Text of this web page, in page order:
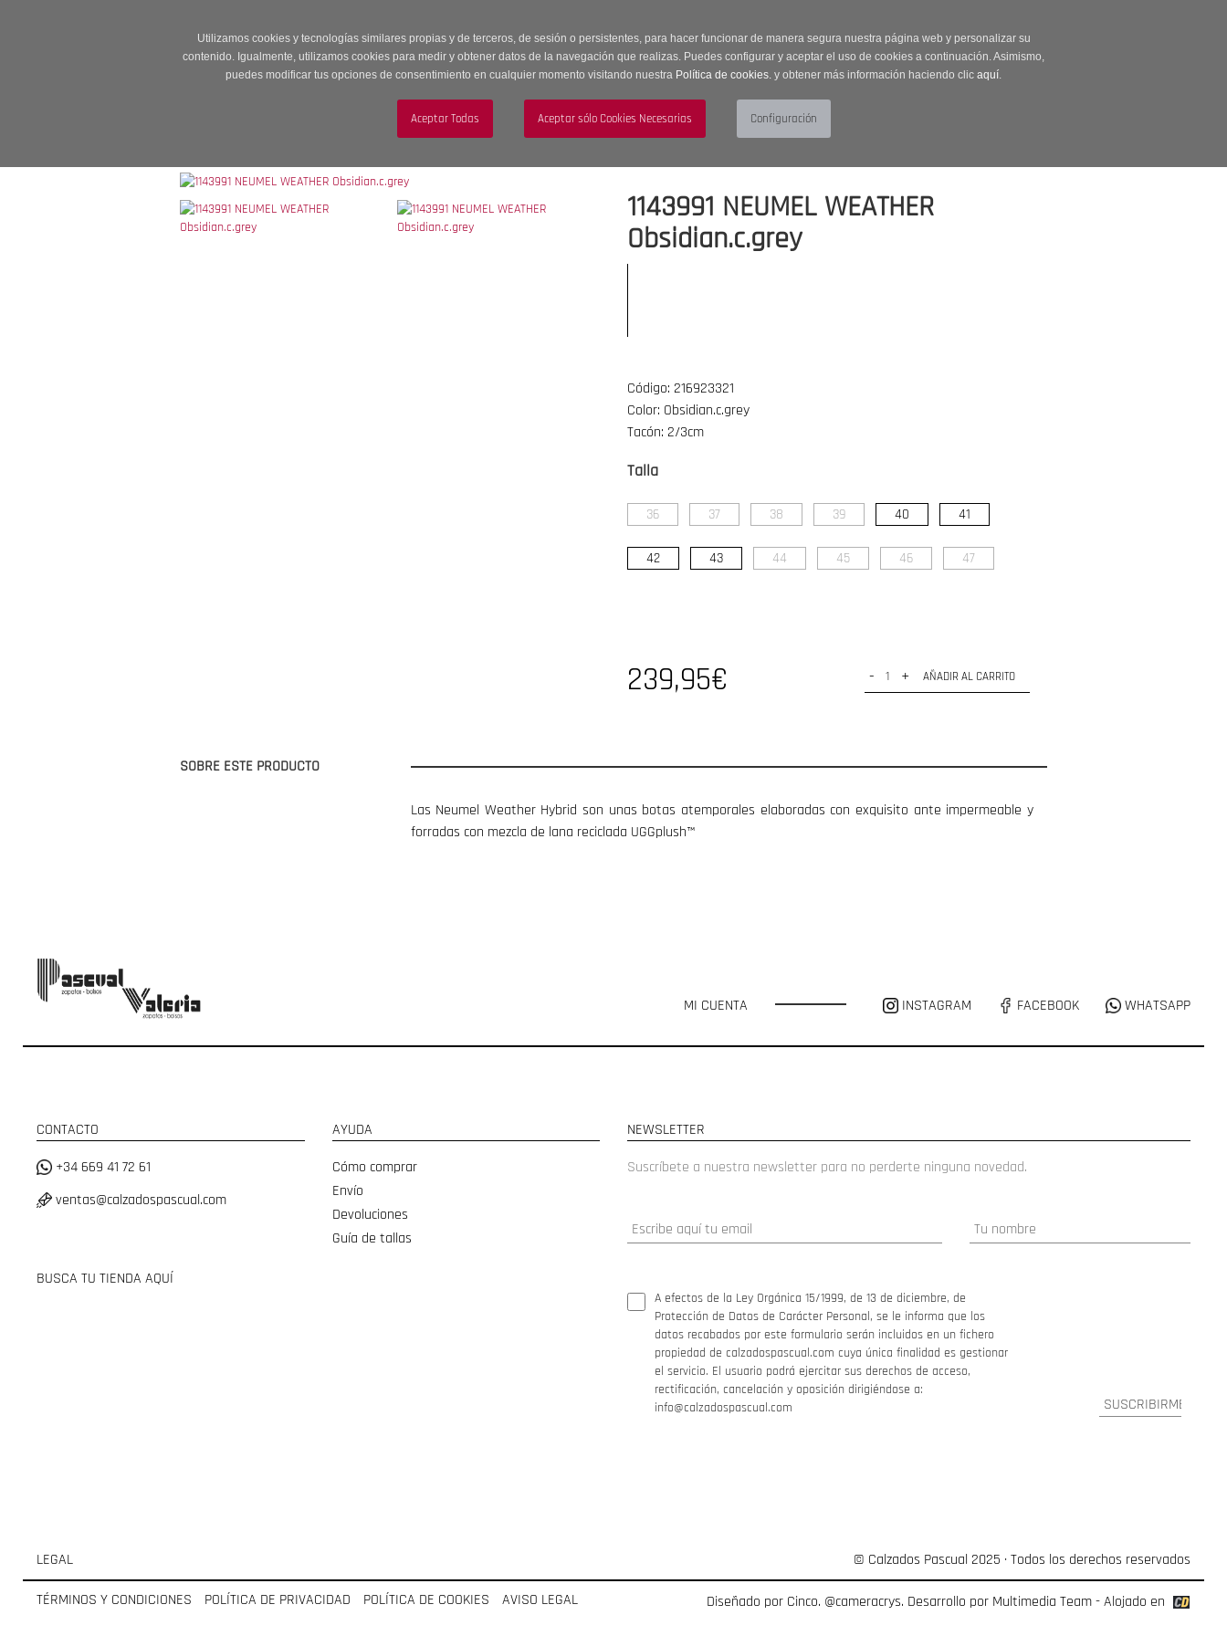
Utilizamos cookies y tecnologías similares propias y de terceros, de sesión o persistentes, para hacer funcionar de manera segura nuestra página web y personalizar su
contenido. Igualmente, utilizamos cookies para medir y obtener datos de la navegación que realizas. Puedes configurar y aceptar el uso de cookies a continuación. Asimismo,
puedes modificar tus opciones de consentimiento en cualquier momento visitando nuestra Política de cookies. y obtener más información haciendo clic aquí.
MUJER HOMBRE ACCESORIOS
1143991 NEUMEL WEATHER
Obsidian.c.grey
Código: 216923321
Color: Obsidian.c.grey
Tacón: 2/3cm
Talla
36 37 38 39 40 41
42 43 44 45 46 47
239,95€ - + AÑADIR AL CARRITO
SOBRE ESTE PRODUCTO
Las Neumel Weather Hybrid son unas botas atemporales elaboradas con exquisito ante impermeable y
forradas con mezcla de lana reciclada UGGplush™
MI CUENTA INSTAGRAM FACEBOOK WHATSAPP
CONTACTO
+34 669 41 72 61
ventas@calzadospascual.com
BUSCA TU TIENDA AQUÍ
AYUDA
Cómo comprar
Envío
Devoluciones
Guía de tallas
NEWSLETTER
Suscríbete a nuestra newsletter para no perderte ninguna novedad.
A efectos de la Ley Orgánica 15/1999, de 13 de diciembre, de
Protección de Datos de Carácter Personal, se le informa que los
datos recabados por este formulario serán incluidos en un fichero
propiedad de calzadospascual.com cuya única finalidad es gestionar
el servicio. El usuario podrá ejercitar sus derechos de acceso,
rectificación, cancelación y oposición dirigiéndose a:
info@calzadospascual.com
LEGAL © Calzados Pascual 2025 · Todos los derechos reservados
TÉRMINOS Y CONDICIONES POLÍTICA DE PRIVACIDAD POLÍTICA DE COOKIES AVISO LEGAL Diseñado por Cinco. @cameracrys. Desarrollo por Multimedia Team- Alojado en